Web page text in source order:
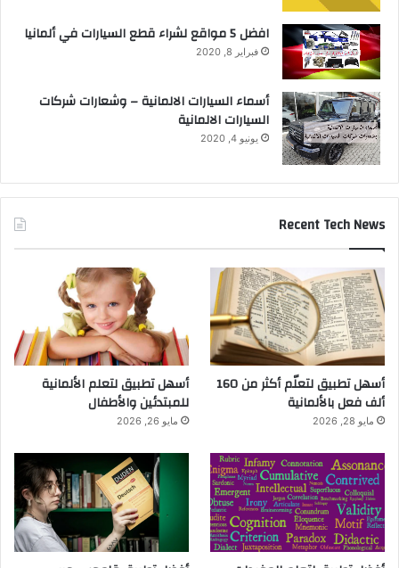
افضل 5 مواقع لشراء قطع السيارات في ألمانيا
فبراير 8, 2020
أسماء السيارات الالمانية – وشعارات شركات
السيارات الالمانية
يونيو 4, 2020
Recent Tech News
أسهل تطبيق لتعلّم أكثر من 160
ألف فعل بالألمانية
مايو 28, 2026
أسهل تطبيق لتعلم الألمانية
للمبتدئين والأطفال
مايو 26, 2026